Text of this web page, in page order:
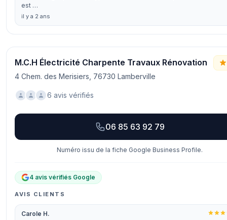
est …
il y a 2 ans
M.C.H Électricité Charpente Travaux Rénovation
4 Chem. des Merisiers, 76730 Lamberville
6 avis vérifiés
06 85 63 92 79
Numéro issu de la fiche Google Business Profile.
4 avis vérifiés Google
AVIS CLIENTS
Carole H.